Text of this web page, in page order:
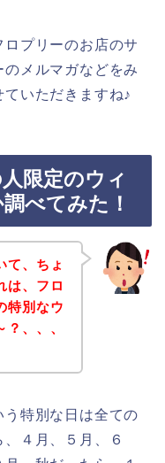
プリーのお店のサ
メルマガなどをみ
いただきますね♪
限定のウィ
べてみた！
て、ちょ
は、フロ
特別なウ
、、、
特別な日は全ての
４月、５月、６